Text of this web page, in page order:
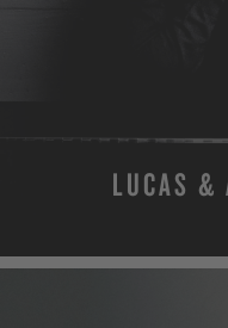
LUCAS &